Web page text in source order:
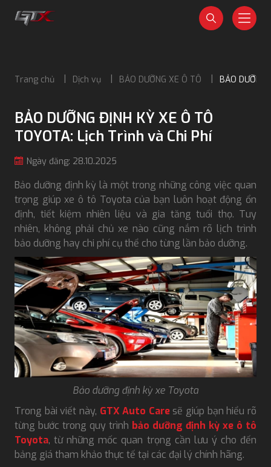
Trang chủ Dịch vụ BẢO DƯỠNG XE Ô TÔ BẢO
BẢO DƯỠNG ĐỊNH KỲ XE Ô TÔ
TOYOTA: Lịch Trình và Chi Phí
Ngày đăng: 28.10.2025
Bảo dưỡng định kỳ là một trong những công việc quan
trọng giúp xe ô tô Toyota của bạn luôn hoạt động ổn
định, tiết kiệm nhiên liệu và gia tăng tuổi thọ. Tuy
nhiên, không phải chủ xe nào cũng nắm rõ lịch trình
bảo dưỡng hay chi phí cụ thể cho từng lần bảo dưỡng.
Bảo dưỡng định kỳ xe Toyota
Trong bài viết này, GTX Auto Caresẽ giúp bạn hiểu rõ
từng bước trong quy trình bảo dưỡng định kỳ xe ô tô
Toyota, từ những mốc quan trọng cần lưu ý cho đến
bảng giá tham khảo thực tế tại các đại lý chính hãng.